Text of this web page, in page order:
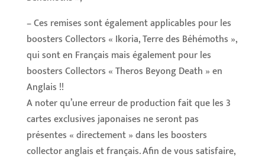
– Ces remises sont également applicables pour les
boosters Collectors « Ikoria, Terre des Béhémoths »,
qui sont en Français mais également pour les
boosters Collectors « Theros Beyong Death » en
Anglais !!
A noter qu’une erreur de production fait que les 3
cartes exclusives japonaises ne seront pas
présentes « directement » dans les boosters
collector anglais et français. Afin de vous satisfaire,